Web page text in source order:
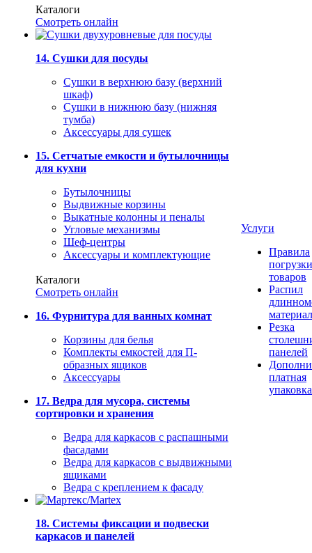
Каталоги
Смотреть онлайн
14. Сушки для посуды
Сушки в верхнюю базу (верхний
шкаф)
Сушки в нижнюю базу (нижняя
тумба)
Аксессуары для сушек
15. Сетчатые емкости и бутылочницы
для кухни
Бутылочницы
Выдвижные корзины
Выкатные колонны и пеналы
Угловые механизмы
Шеф-центры
Аксессуары и комплектующие
Каталоги
Смотреть онлайн
16. Фурнитура для ванных комнат
Корзины для белья
Комплекты емкостей для П-
образных ящиков
Аксессуары
17. Ведра для мусора, системы
сортировки и хранения
Ведра для каркасов с распашными
фасадами
Ведра для каркасов с выдвижными
ящиками
Ведра с креплением к фасаду
18. Системы фиксации и подвески
каркасов и панелей
Услуги
Правила
погрузки
товаров
Распил
Резка
панелей
платная
упаковка